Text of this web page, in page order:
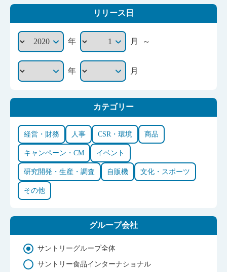
リリース日
年 月 ～
年 月
カテゴリー
経営・財務 人事 CSR・環境 商品
キャンペーン・CM イベント
研究開発・生産・調査 自販機 文化・スポーツ
その他
グループ会社
サントリーグループ全体
サントリー食品インターナショナル